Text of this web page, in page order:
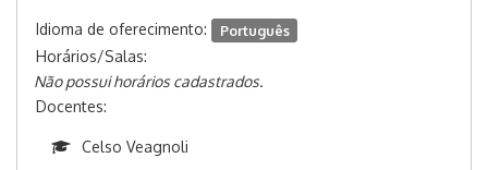
Idioma de oferecimento: Português
Horários/Salas:
Não possui horários cadastrados.
Docentes:
Celso Veagnoli